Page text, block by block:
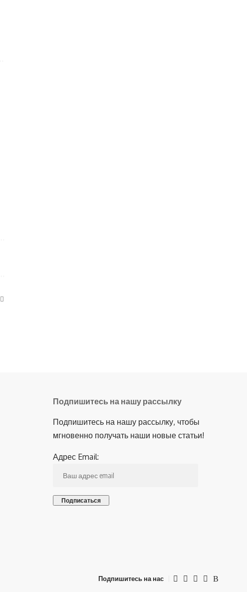
Подпишитесь на нашу рассылку
Подпишитесь на нашу рассылку, чтобы
мгновенно получать наши новые статьи!
Адрес Email:
Подпишитесь на нас